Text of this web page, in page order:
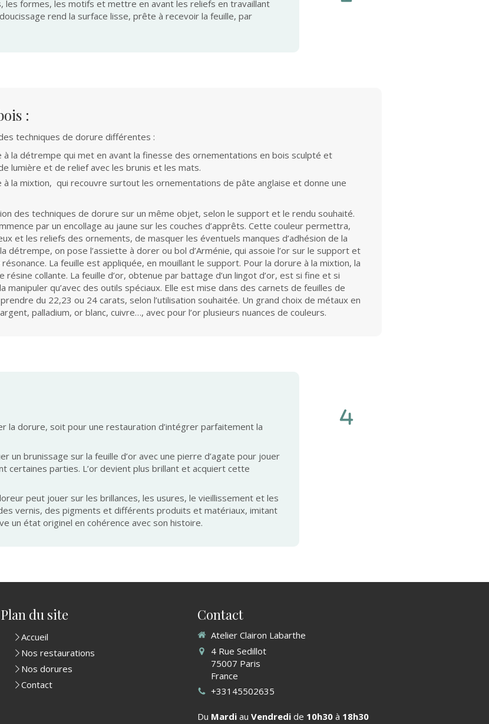
formes, les motifs et mettre en avant les reliefs en travaillant
rend la surface lisse, prête à recevoir la feuille, par
:
techniques de dorure différentes :
à la détrempe qui met en avant la finesse des ornementations en bois sculpté et
lumière et de relief avec les brunis et les mats.
à la mixtion, qui recouvre surtout les ornementations de pâte anglaise et donne une
des techniques de dorure sur un même objet, selon le support et le rendu souhaité.
par un encollage au jaune sur les couches d’apprêts. Cette couleur permettra,
et les reliefs des ornements, de masquer les éventuels manques d’adhésion de la
détrempe, on pose l’assiette à dorer ou bol d’Arménie, qui assoie l’or sur le support et
La feuille est appliquée, en mouillant le support. Pour la dorure à la mixtion, la
résine collante. La feuille d’or, obtenue par battage d’un lingot d’or, est si fine et si
manipuler qu’avec des outils spéciaux. Elle est mise dans des carnets de feuilles de
du 22,23 ou 24 carats, selon l’utilisation souhaitée. Un grand choix de métaux en
palladium, or blanc, cuivre…, avec pour l’or plusieurs nuances de couleurs.
dorure, soit pour une restauration d’intégrer parfaitement la
un brunissage sur la feuille d’or avec une pierre d’agate pour jouer
certaines parties. L’or devient plus brillant et acquiert cette
peut jouer sur les brillances, les usures, le vieillissement et les
vernis, des pigments et différents produits et matériaux, imitant
un état originel en cohérence avec son histoire.
Plan du site
Accueil
Nos restaurations
Nos dorures
Contact
Contact
Atelier Clairon Labarthe
4 Rue Sedillot
75007 Paris
France
+33145502635
Du Mardiau Vendredide 10h30à 18h30